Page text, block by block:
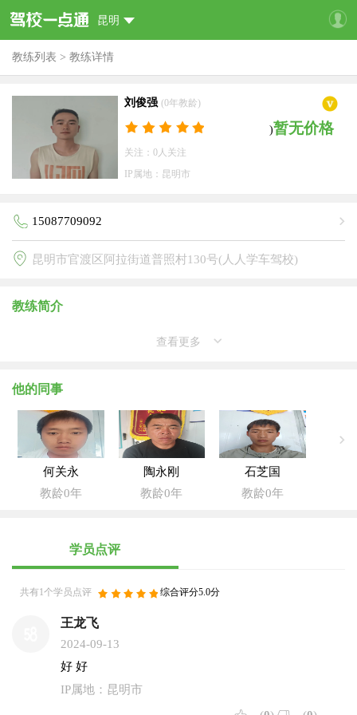
昆明
教练列表 > 教练详情
刘俊强 (0年教龄)
)暂无价格
关注：0人关注
IP属地：昆明市
15087709092
昆明市官渡区阿拉街道普照村130号(人人学车驾校)
教练简介
查看更多
他的同事
何关永
教龄0年
陶永刚
教龄0年
石芝国
教龄0年
学员点评
共有1个学员点评 综合评分5.0分
王龙飞
2024-09-13
好 好
IP属地：昆明市